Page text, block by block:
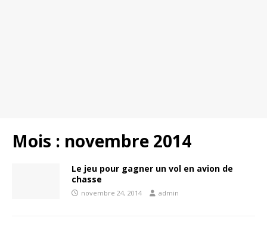
Mois : novembre 2014
Le jeu pour gagner un vol en avion de
chasse
novembre 24, 2014 admin